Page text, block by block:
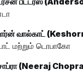
வால்காட்
மற்றும் டொபாகோ
(Neeraj